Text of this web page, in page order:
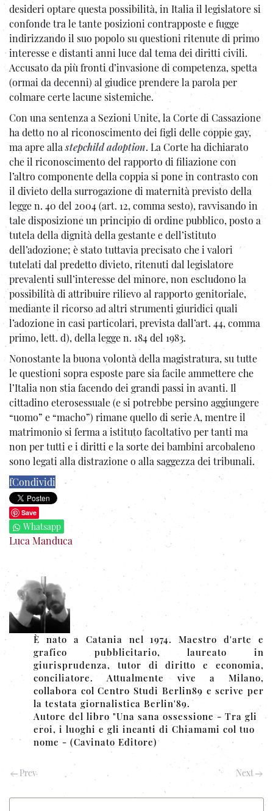
desideri optare questa possibilità, in Italia il legislatore si
confonde tra le tante posizioni contrapposte e fugge
indirizzando il suo popolo su questioni ritenute di primo
interesse e distanti anni luce dal tema dei diritti civili.
Accusato da più fronti d’invasione di competenza, spetta
(ormai da decenni) al giudice prendere la parola per
colmare certe lacune sistemiche.
Con una sentenza a Sezioni Unite, la Corte di Cassazione
ha detto no al riconoscimento dei figli delle coppie gay,
ma apre allastepchild adoption. La Corte ha dichiarato
che il riconoscimento del rapporto di filiazione con
l’altro componente della coppia si pone in contrasto con
il divieto della surrogazione di maternità previsto della
legge n. 40 del 2004 (art. 12, comma sesto), ravvisando in
tale disposizione un principio di ordine pubblico, posto a
tutela della dignità della gestante e dell’istituto
dell’adozione; è stato tuttavia precisato che i valori
tutelati dal predetto divieto, ritenuti dal legislatore
prevalenti sull’interesse del minore, non escludono la
possibilità di attribuire rilievo al rapporto genitoriale,
mediante il ricorso ad altri strumenti giuridici quali
l’adozione in casi particolari, prevista dall’art. 44, comma
primo, lett. d), della legge n. 184 del 1983.
Nonostante la buona volontà della magistratura, su tutte
le questioni sopra esposte pare sia facile ammettere che
l’Italia non stia facendo dei grandi passi in avanti. Il
cittadino eterosessuale (e si potrebbe persino aggiungere
“uomo” e “macho”) rimane quello di serie A, mentre il
matrimonio si ferma a istituto facoltativo per tanti ma
non per tutti e i diritti e la sorte dei bambini arcobaleno
sono legati alla distrazione o alla saggezza dei tribunali.
fCondividi
Save
Whatsapp
Luca Manduca
È nato a Catania nel 1974. Maestro d'arte e
grafico pubblicitario, laureato in
giurisprudenza, tutor di diritto e economia,
conciliatore. Attualmente vive a Milano,
collabora col Centro Studi Berlin89 e scrive per
la testata giornalistica Berlin'89.
Autore del libro "Una sana ossessione - Tra gli
eroi, i luoghi e gli incanti di Chiamami col tuo
nome - (Cavinato Editore)
Prev Next